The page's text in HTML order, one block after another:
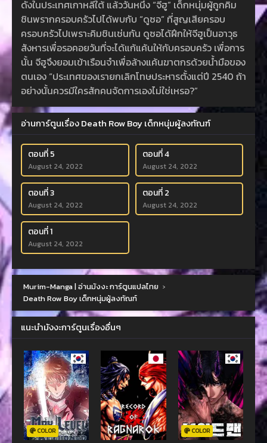
ดังในประเทศเกาหลีใต้ แล้ววันหนึ่ง “จีฮู” เด็กหนุ่มผู้ถูกคิม
ชินพรากครอบครัวไปได้พบกับ “ดูซอ” ที่สูญเสียครอบ
ครอบครัวไปเพราะคิมชินเช่นกัน ดูซอได้ฝึกให้จีฮูเป็นอาวุธ
สังหารเพื่อรอคอยวันที่จะได้แก้แค้นให้กับครอบครัว เพื่อการ
นั้น จีฮูจึงยอมเข้าเรือนจำเพื่อล้างแค้นฆาตกรด้วยน้ำมือของ
ตนเอง “ประเทศของเรายกเลิกโทษประหารตั้งแต่ปี 2540 ถ้า
อย่างนั้นควรมีใครสักคนจัดการเองไม่ใช่เหรอ?”
อ่านการ์ตูนเรื่อง Death Row Boy เด็กหนุ่มผู้ลงทัณฑ์
ตอนที่ 5
August 24, 2022
ตอนที่ 4
August 24, 2022
ตอนที่ 3
August 24, 2022
ตอนที่ 2
August 24, 2022
ตอนที่ 1
August 24, 2022
Murim-Manga | อ่านมังงะ การ์ตูนแปลไทย ›
Death Row Boy เด็กหนุ่มผู้ลงทัณฑ์
แนะนำมังงะการ์ตูนเรื่องอื่นๆ
COLOR COLOR